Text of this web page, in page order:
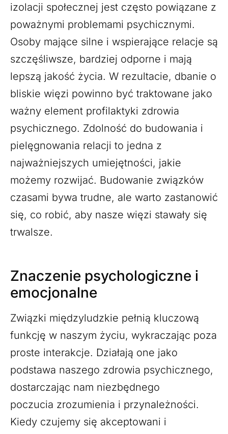
izolacji społecznej jest często powiązane z
poważnymi problemami psychicznymi.
Osoby mające silne i wspierające relacje są
szczęśliwsze, bardziej odporne i mają
lepszą jakość życia. W rezultacie, dbanie o
bliskie więzi powinno być traktowane jako
ważny element profilaktyki zdrowia
psychicznego. Zdolność do budowania i
pielęgnowania relacji to jedna z
najważniejszych umiejętności, jakie
możemy rozwijać. Budowanie związków
czasami bywa trudne, ale warto zastanowić
się, co robić, aby nasze więzi stawały się
trwalsze.
Znaczenie psychologiczne i
emocjonalne
Związki międzyludzkie pełnią kluczową
funkcję w naszym życiu, wykraczając poza
proste interakcje. Działają one jako
podstawa naszego zdrowia psychicznego,
dostarczając nam niezbędnego
poczucia zrozumienia i przynależności.
Kiedy czujemy się akceptowani i